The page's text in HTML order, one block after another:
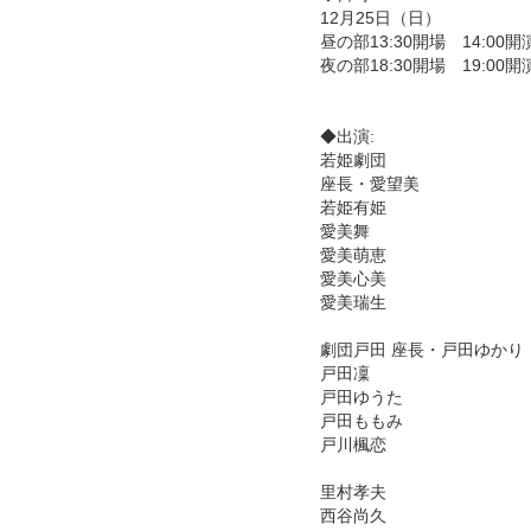
12月25日（日）
昼の部13:30開場 14:00開
夜の部18:30開場 19:00開
◆出演:
若姫劇団
座長・愛望美
若姫有姫
愛美舞
愛美萌恵
愛美心美
愛美瑞生
劇団戸田 座長・戸田ゆかり
戸田凜
戸田ゆうた
戸田ももみ
戸川楓恋
里村孝夫
西谷尚久